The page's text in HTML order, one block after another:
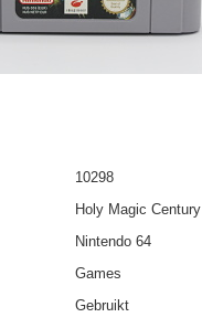
10298
Holy Magic Century
Nintendo 64
Games
Gebruikt